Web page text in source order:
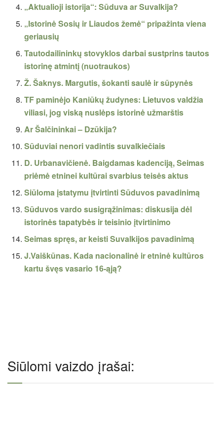
„Aktualioji istorija“: Sūduva ar Suvalkija?
„Istorinė Sosių ir Liaudos žemė“ pripažinta viena
geriausių
Tautodailininkų stovyklos darbai sustprins tautos
istorinę atmintį (nuotraukos)
Ž. Šaknys. Margutis, šokanti saulė ir sūpynės
TF paminėjo Kaniūkų žudynes: Lietuvos valdžia
viliasi, jog viską nuslėps istorinė užmarštis
Ar Šalčininkai – Dzūkija?
Sūduviai nenori vadintis suvalkiečiais
D. Urbanavičienė. Baigdamas kadenciją, Seimas
priėmė etninei kultūrai svarbius teisės aktus
Siūloma įstatymu įtvirtinti Sūduvos pavadinimą
Sūduvos vardo susigrąžinimas: diskusija dėl
istorinės tapatybės ir teisinio įtvirtinimo
Seimas spręs, ar keisti Suvalkijos pavadinimą
J.Vaiškūnas. Kada nacionalinė ir etninė kultūros
kartu švęs vasario 16-ąją?
Siūlomi vaizdo įrašai: